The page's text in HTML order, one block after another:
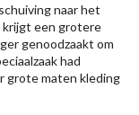
naar het
krijgt een grotere
genoodzaakt om
had
grote maten kleding